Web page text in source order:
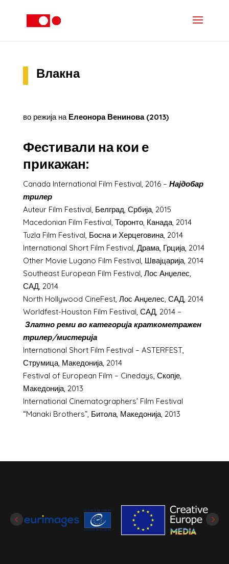
Влакна
во режија на Елеонора Венинова (2013)
Фестивали на кои е
прикажан:
Canada International Film Festival, 2016 – Најдобар
трилер
Auteur Film Festival, Белград, Србија, 2015
Macedonian Film Festival, Торонто, Канада, 2014
Tuzla Film Festival, Босна и Херцеговина, 2014
International Short Film Festival, Драма, Грција, 2014
Other Movie Lugano Film Festival, Швајцарија, 2014
Southeast European Film Festival, Лос Анџелес,
САД, 2014
North Hollywood CineFest, Лос Анџелес, САД, 2014
Worldfest-Houston Film Festival, САД, 2014 –
Златно реми во категорија краткометражен
трилер/мистерија
International Short Film Festival – ASTERFEST,
Струмица, Македонија, 2014
Festival of European Film – Cinedays, Скопје,
Македонија, 2013
International Cinematographers’ Film Festival
“Manaki Brothers”, Битола, Македонија, 2013